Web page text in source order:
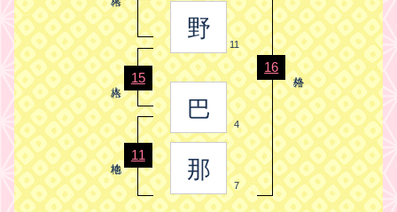
野
11
15
巴
4
那
7
11
16